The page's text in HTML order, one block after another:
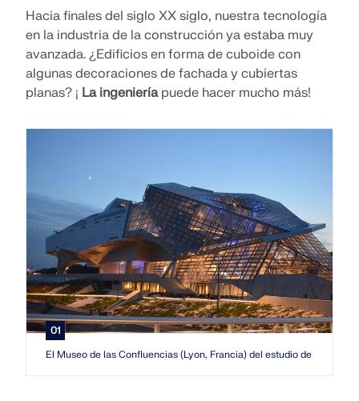
Propiedades de secciones transversales definidas por
Más información
RWIND 3
Software de CFD para túneles de viento digital
Más información
Dlubal API
VER FAQ
Obtén ayuda experta siempre que la necesites.
Disfruta de asistencia gratuita de IA, soporte por
correo electrónico, webinars en vivo y servicios
premium para usuarios del Contrato de Servicio Pro.
gratuita para estudiantes
Miles de estudiantes en todo el mundo ya se
benefician del software de Dlubal. Disfruta de
acceso gratuito, formación y soporte experto
durante tus estudios.
Conozca a los expertos
Nuestros ingenieros dedicados están aquí para
ayudarte con la modelación, el diseño y los desafíos
Encuentra el trabajo de tus sueños
EXPLORE LAS VACANTES DISPONIBLES
Hacia finales del siglo XX siglo, nuestra tecnología
en la industria de la construcción ya estaba muy
avanzada. ¿Edificios en forma de cuboide con
algunas decoraciones de fachada y cubiertas
planas? ¡ La ingenieríapuede hacer mucho más!
01
El Museo de las Confluencias (Lyon, Francia) del estudio de